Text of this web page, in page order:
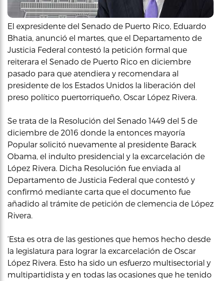
El expresidente del Senado de Puerto Rico, Eduardo
Bhatia, anunció el martes, que el Departamento de
Justicia Federal contestó la petición formal que
reiterara el Senado de Puerto Rico en diciembre
pasado para que atendiera y recomendara al
presidente de los Estados Unidos la liberación del
preso político puertorriqueño, Oscar López Rivera.
Se trata de la Resolución del Senado 1449 del 5 de
diciembre de 2016 donde la entonces mayoría
Popular solicitó nuevamente al presidente Barack
Obama, el indulto presidencial y la excarcelación de
López Rivera. Dicha Resolución fue enviada al
Departamento de Justicia Federal que contestó y
confirmó mediante carta que el documento fue
añadido al trámite de petición de clemencia de López
Rivera.
‘Esta es otra de las gestiones que hemos hecho desde
la legislatura para lograr la excarcelación de Oscar
López Rivera. Esto ha sido un esfuerzo multisectorial y
multipartidista y en todas las ocasiones que he tenido